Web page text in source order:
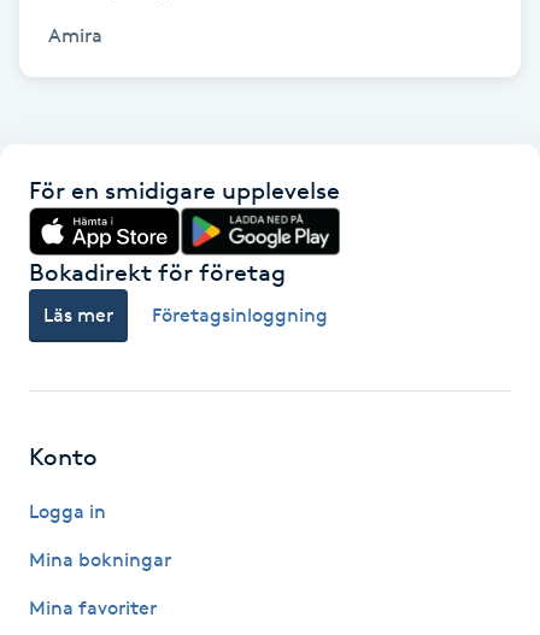
HIFU
Hot yoga
Hudföryngring
Hudvård
Hyaluronsyra
Amira
För en smidigare upplevelse
Bokadirekt för företag
Läs mer Företagsinloggning
Konto
Logga in
Mina bokningar
Mina favoriter